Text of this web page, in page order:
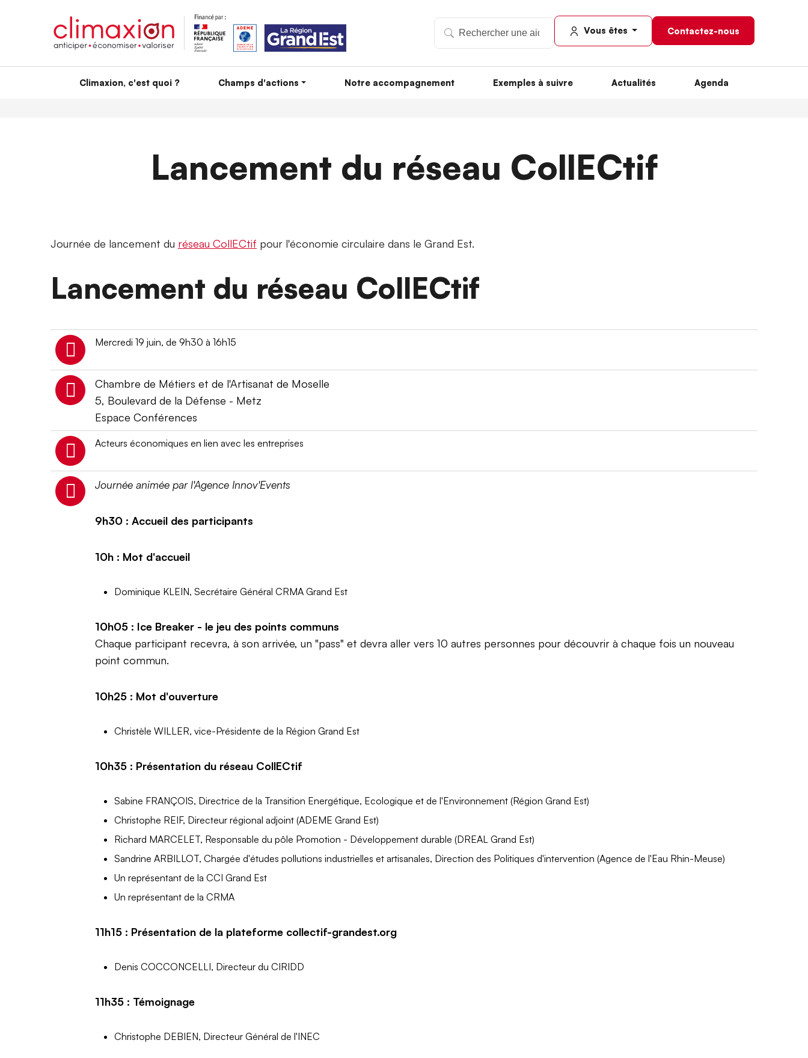
Vous êtes Contactez-nous
Climaxion, c'est quoi ? Champs d'actions Notre accompagnement Exemples à suivre Actualités Agenda
Lancement du réseau CollECtif
Journée de lancement du réseau CollECtif pour l'économie circulaire dans le Grand Est.
Lancement du réseau CollECtif
Mercredi 19 juin, de 9h30 à 16h15
Chambre de Métiers et de l'Artisanat de Moselle
5, Boulevard de la Défense - Metz
Espace Conférences
Acteurs économiques en lien avec les entreprises
Journée animée par l'Agence Innov'Events
9h30 : Accueil des participants
10h : Mot d'accueil
Dominique KLEIN, Secrétaire Général CRMA Grand Est
10h05 : Ice Breaker - le jeu des points communs
Chaque participant recevra, à son arrivée, un "pass" et devra aller vers 10 autres personnes pour découvrir à chaque fois un nouveau
point commun.
10h25 : Mot d'ouverture
Christèle WILLER, vice-Présidente de la Région Grand Est
10h35 : Présentation du réseau CollECtif
Sabine FRANÇOIS, Directrice de la Transition Energétique, Ecologique et de l'Environnement (Région Grand Est)
Christophe REIF, Directeur régional adjoint (ADEME Grand Est)
Richard MARCELET, Responsable du pôle Promotion - Développement durable (DREAL Grand Est)
Sandrine ARBILLOT, Chargée d'études pollutions industrielles et artisanales, Direction des Politiques d'intervention (Agence de l'Eau Rhin-Meuse)
Un représentant de la CCI Grand Est
Un représentant de la CRMA
11h15 : Présentation de la plateforme collectif-grandest.org
Denis COCCONCELLI, Directeur du CIRIDD
11h35 : Témoignage
Christophe DEBIEN, Directeur Général de l'INEC